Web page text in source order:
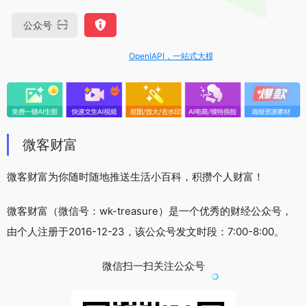
公众号
OpenIAPI，一站式大模型API聚合平台
微客财富
微客财富为你随时随地推送生活小百科，积攒个人财富！
微客财富（微信号：wk-treasure）是一个优秀的财经公众号，
由个人注册于2016-12-23，该公众号发文时段：7:00-8:00。
微信扫一扫关注公众号